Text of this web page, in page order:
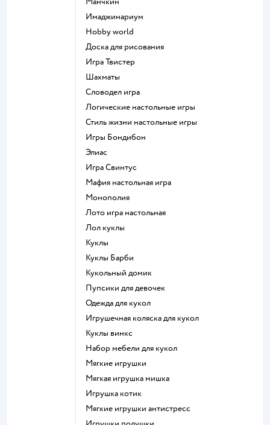
Имаджинариум
Hobby world
Доска для рисования
Игра Твистер
Шахматы
Словодел игра
Логические настольные игры
Стиль жизни настольные игры
Игры Бондибон
Элиас
Игра Свинтус
Мафия настольная игра
Монополия
Лото игра настольная
Лол куклы
Куклы
Куклы Барби
Кукольный домик
Пупсики для девочек
Одежда для кукол
Игрушечная коляска для кукол
Куклы винкс
Набор мебели для кукол
Мягкие игрушки
Мягкая игрушка мишка
Игрушка котик
Мягкие игрушки антистресс